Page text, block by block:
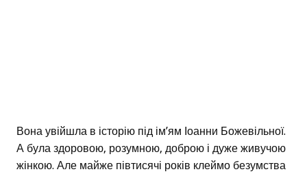
Вона увійшла в історію під ім’ям Іоанни Божевільної.
А була здоровою, розумною, доброю і дуже живучою
жінкою. Але майже півтисячі років клеймо безумства